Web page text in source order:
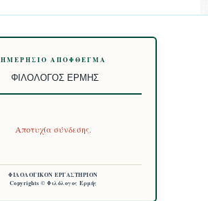
ΗΜΕΡΉΣΙΟ ΑΠΌΦΘΕΓΜΑ
ΦΙΛΌΛΟΓΟΣ ΕΡΜΉΣ
Αποτυχία σύνδεσης.
ΦΙΛΟΛΟΓΙΚΟΝ ΕΡΓΑΣΤΗΡΙΟΝ
Copyrights © Φιλόλογος Ερμής